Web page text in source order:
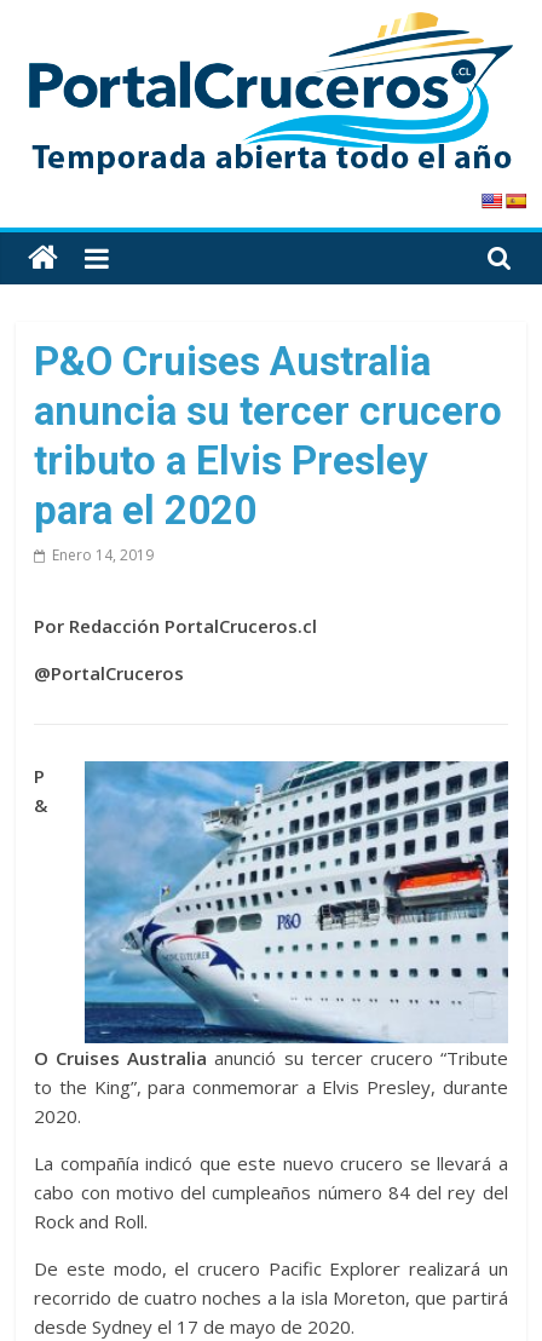
content
PortalCruceros
Toda
la
de
cruceros
en
un
solo
P&O Cruises Australia
anuncia su tercer crucero
tributo a Elvis Presley
para el 2020
Enero 14, 2019
Por Redacción PortalCruceros.cl
@PortalCruceros
P
&
O Cruises Australia anunció su tercer crucero “Tribute
to the King”, para conmemorar a Elvis Presley, durante
2020.
La compañía indicó que este nuevo crucero se llevará a
cabo con motivo del cumpleaños número 84 del rey del
Rock and Roll.
De este modo, el crucero Pacific Explorer realizará un
recorrido de cuatro noches a la isla Moreton, que partirá
desde Sydney el 17 de mayo de 2020.